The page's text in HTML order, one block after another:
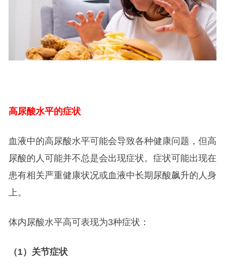
高尿酸水平的症状
血液中的高尿酸水平可能会导致各种健康问题，但高
尿酸的人可能并不总是会出现症状。症状可能出现在
患有相关严重健康状况或血液中长期尿酸飙升的人身
上。
体内尿酸水平高可表现为3种症状：
（1）关节症状